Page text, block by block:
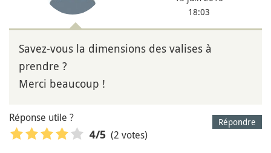
18:03
Savez-vous la dimensions des valises à
prendre ?
Merci beaucoup !
Répondre
Réponse utile ?
4/5 (2 votes)